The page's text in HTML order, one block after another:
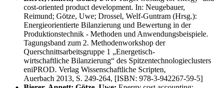
cost-oriented product development. In: Neugebauer,
Reimund; Götze, Uwe; Drossel, Welf-Guntram (Hrsg.):
Energieorientierte Bilanzierung und Bewertung in der
Produktionstechnik - Methoden und Anwendungsbeispiele.
Tagungsband zum 2. Methodenworkshop der
Querschnittsarbeitsgruppe 1 „Energetisch-
wirtschaftliche Bilanzierung“ des Spitzentechnologieclusters
eniPROD. Verlag Wissenschaftliche Scripten,
Auerbach 2013, S. 249-264, [ISBN: 978-3-942267-59-5]